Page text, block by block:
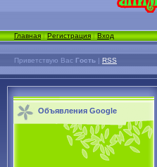
Главная|Регистрация|Вход
Приветствую Вас Гость | RSS
Объявления Google